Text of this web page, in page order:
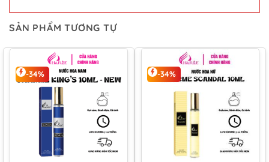
SẢN PHẨM TƯƠNG TỰ
-34% -34%